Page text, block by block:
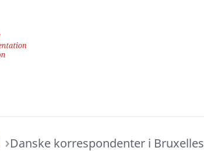
Danske korrespondenter i Bruxelles